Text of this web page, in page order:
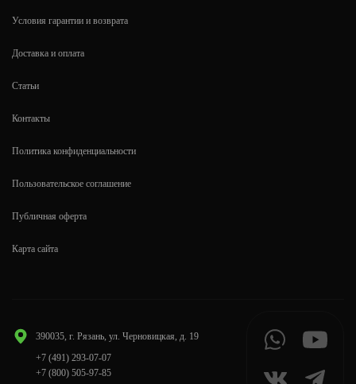
390035, г. Рязань, ул. Черновицкая, д. 19
+7 (491) 293-07-07
+7 (800) 505-97-85
Условия гарантии и возврата
Доставка и оплата
Статьи
Контакты
Политика конфиденциальности
Пользовательское соглашение
Публичная оферта
Карта сайта